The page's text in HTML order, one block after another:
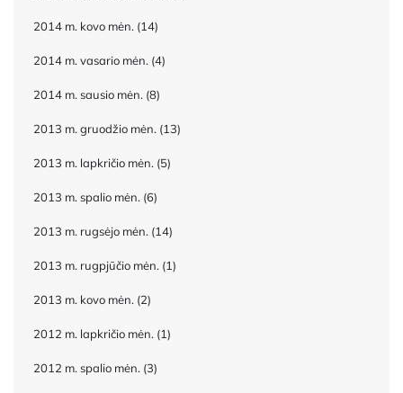
2014 m. kovo mėn. (14)
2014 m. vasario mėn. (4)
2014 m. sausio mėn. (8)
2013 m. gruodžio mėn. (13)
2013 m. lapkričio mėn. (5)
2013 m. spalio mėn. (6)
2013 m. rugsėjo mėn. (14)
2013 m. rugpjūčio mėn. (1)
2013 m. kovo mėn. (2)
2012 m. lapkričio mėn. (1)
2012 m. spalio mėn. (3)